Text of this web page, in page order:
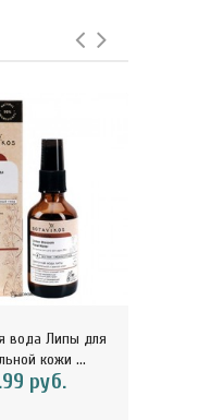
вода Липы для
кожи ...
руб.